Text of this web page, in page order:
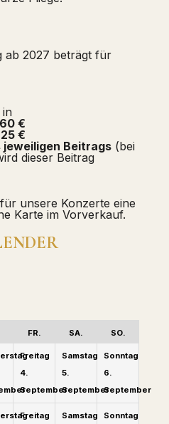
ab 2027 beträgt für
in
60 €
25 €
jeweiligen Beitrags (bei
dieser Beitrag
unsere Konzerte eine
Karte im Vorverkauf.
FR. SA. SO.
Freitag
4.
September
Samstag
5.
September
Sonntag
6.
September
Freitag
Samstag
Sonntag